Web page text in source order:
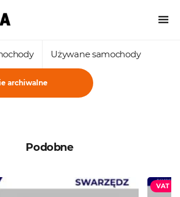
Używane samochody
archiwalne
Podobne
VAT